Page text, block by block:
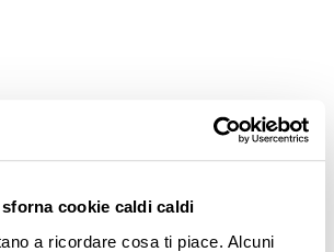
cookie caldi caldi
a ricordare cosa ti piace. Alcuni